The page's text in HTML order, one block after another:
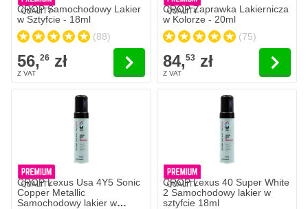
CROP Samochodowy Lakier
w Sztyfcie - 18ml
(88)
56,26 zł
CROP Zaprawka Lakiernicza
w Kolorze - 20ml
(75)
84,53 zł
CROP Lexus Usa 4Y5 Sonic
Copper Metallic
Samochodowy lakier w
CROP Lexus 40 Super White
2 Samochodowy lakier w
sztyfcie 18ml